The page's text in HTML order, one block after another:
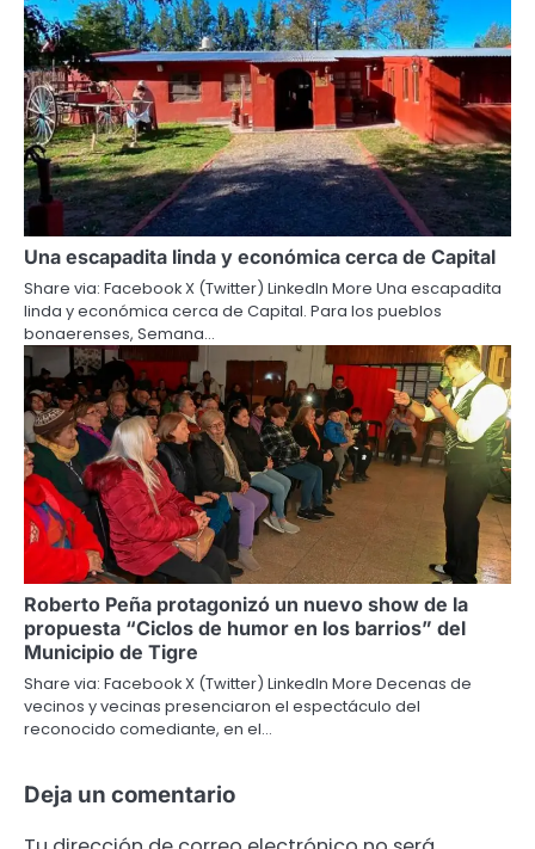
Una escapadita linda y económica cerca de Capital
Share via: Facebook X (Twitter) LinkedIn More Una escapadita
linda y económica cerca de Capital. Para los pueblos
bonaerenses, Semana…
Roberto Peña protagonizó un nuevo show de la
propuesta “Ciclos de humor en los barrios” del
Municipio de Tigre
Share via: Facebook X (Twitter) LinkedIn More Decenas de
vecinos y vecinas presenciaron el espectáculo del
reconocido comediante, en el…
Deja un comentario